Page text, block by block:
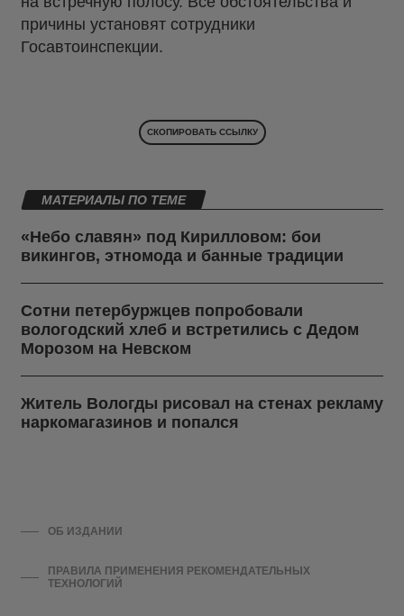
причины установят сотрудники
Госавтоинспекции.
СКОПИРОВАТЬ ССЫЛКУ
МАТЕРИАЛЫ ПО ТЕМЕ
«Небо славян» под Кирилловом: бои
викингов, этномода и банные традиции
Сотни петербуржцев попробовали
вологодский хлеб и встретились с Дедом
Морозом на Невском
Житель Вологды рисовал на стенах рекламу
наркомагазинов и попался
ОБ ИЗДАНИИ
ПРАВИЛА ПРИМЕНЕНИЯ РЕКОМЕНДАТЕЛЬНЫХ
ТЕХНОЛОГИЙ